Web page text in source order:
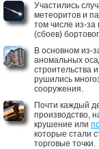
Участились
метеоритов и
том числе из-за
(сбоев)
В основном из-
аномальных
строительства
рушились
сооружения.
Почти каждый
производство,
крушение или
которые стали
торговые точки.